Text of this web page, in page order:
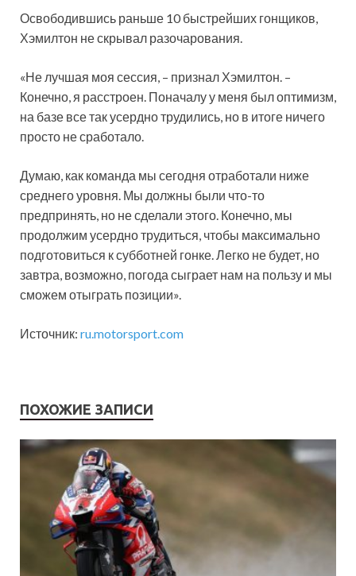
Освободившись раньше 10 быстрейших гонщиков,
Хэмилтон не скрывал разочарования.
«Не лучшая моя сессия, – признал Хэмилтон. –
Конечно, я расстроен. Поначалу у меня был оптимизм,
на базе все так усердно трудились, но в итоге ничего
просто не сработало.
Думаю, как команда мы сегодня отработали ниже
среднего уровня. Мы должны были что-то
предпринять, но не сделали этого. Конечно, мы
продолжим усердно трудиться, чтобы максимально
подготовиться к субботней гонке. Легко не будет, но
завтра, возможно, погода сыграет нам на пользу и мы
сможем отыграть позиции».
Источник: ru.motorsport.com
ПОХОЖИЕ ЗАПИСИ